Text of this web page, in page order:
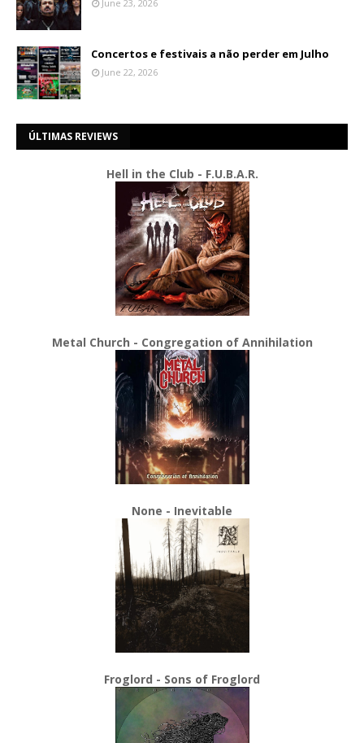
June 23, 2026
Concertos e festivais a não perder em Julho
June 22, 2026
ÚLTIMAS REVIEWS
Hell in the Club - F.U.B.A.R.
Metal Church - Congregation of Annihilation
None - Inevitable
Froglord - Sons of Froglord